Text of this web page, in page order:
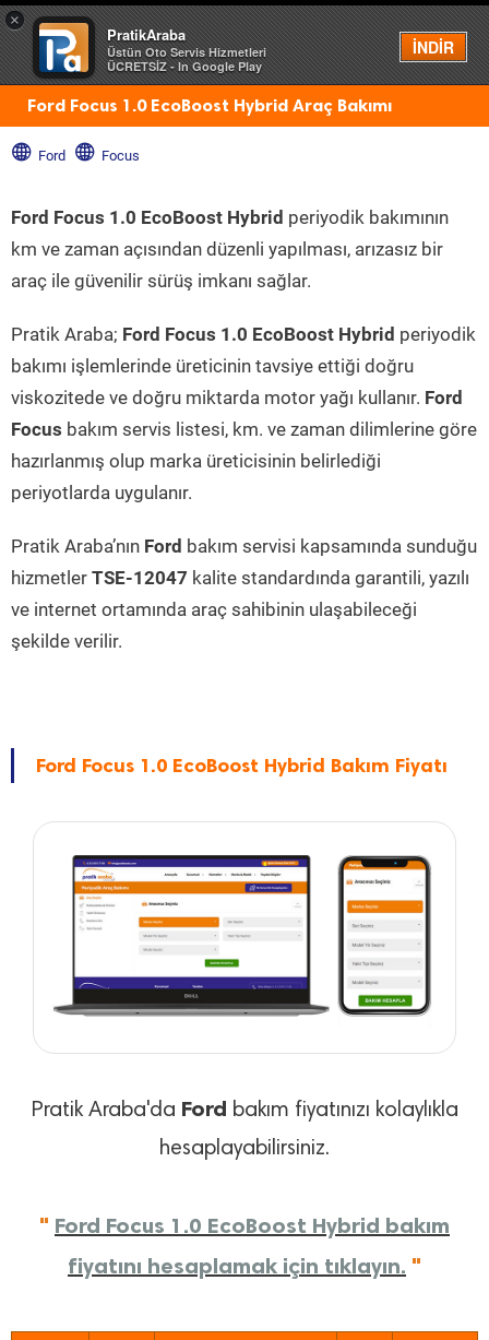
×
PratikAraba
Üstün Oto Servis Hizmetleri
ÜCRETSİZ - In Google Play
İNDİR
Menü
Ford Focus 1.0 EcoBoost Hybrid Araç Bakımı
Ford Focus
Ford Focus 1.0 EcoBoost Hybrid periyodik bakımının
km ve zaman açısından düzenli yapılması, arızasız bir
araç ile güvenilir sürüş imkanı sağlar.
Pratik Araba; Ford Focus 1.0 EcoBoost Hybrid periyodik
bakımı işlemlerinde üreticinin tavsiye ettiği doğru
viskozitede ve doğru miktarda motor yağı kullanır. Ford
Focus bakım servis listesi, km. ve zaman dilimlerine göre
hazırlanmış olup marka üreticisinin belirlediği
periyotlarda uygulanır.
Pratik Araba’nın Ford bakım servisi kapsamında sunduğu
hizmetler TSE-12047 kalite standardında garantili, yazılı
ve internet ortamında araç sahibinin ulaşabileceği
şekilde verilir.
Ford Focus 1.0 EcoBoost Hybrid Bakım Fiyatı
Pratik Araba'da Ford bakım fiyatınızı kolaylıkla
hesaplayabilirsiniz.
" Ford Focus 1.0 EcoBoost Hybrid bakım
fiyatını hesaplamak için tıklayın. "